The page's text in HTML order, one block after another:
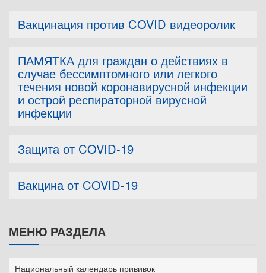
Вакцинация против COVID видеоролик
ПАМЯТКА для граждан о действиях в
случае бессимптомного или легкого
течения новой коронавирусной инфекции
и острой респираторной вирусной
инфекции
Защита от COVID-19
Вакцина от COVID-19
МЕНЮ РАЗДЕЛА
Национальный календарь прививок